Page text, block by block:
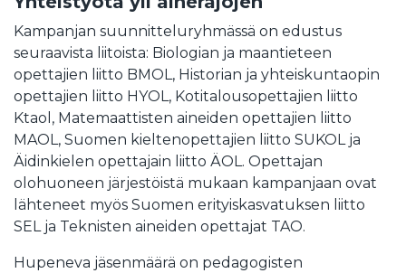
Kampanjan suunnitteluryhmässä on edustus
seuraavista liitoista: Biologian ja maantieteen
opettajien liitto BMOL, Historian ja yhteiskuntaopin
opettajien liitto HYOL, Kotitalousopettajien liitto
Ktaol, Matemaattisten aineiden opettajien liitto
MAOL, Suomen kieltenopettajien liitto SUKOL ja
Äidinkielen opettajain liitto ÄOL. Opettajan
olohuoneen järjestöistä mukaan kampanjaan ovat
lähteneet myös Suomen erityiskasvatuksen liitto
SEL ja Teknisten aineiden opettajat TAO.
Hupeneva jäsenmäärä on pedagogisten